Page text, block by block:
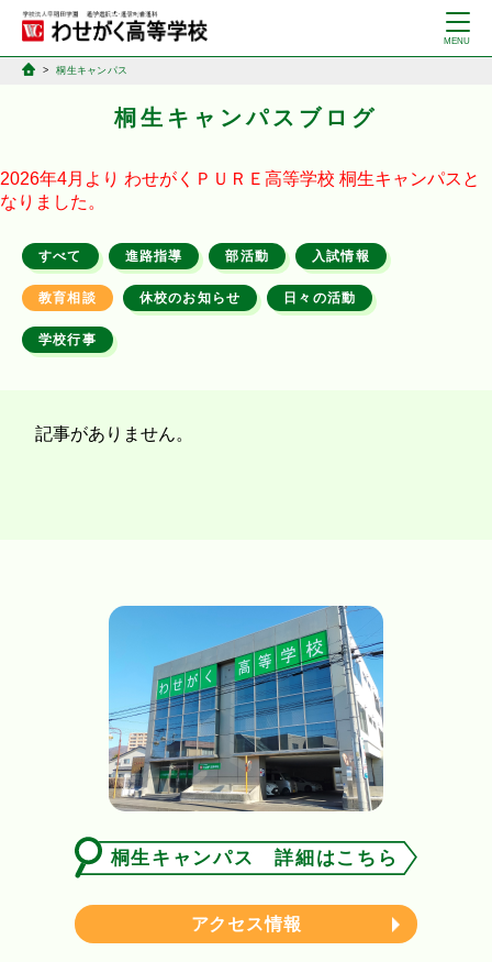
桐生キャンパス
桐生キャンパスブログ
2026年4月より わせがくＰＵＲＥ高等学校 桐生キャンパスと
なりました。
すべて 進路指導 部活動 入試情報
教育相談 休校のお知らせ 日々の活動
学校行事
記事がありません。
桐生キャンパス 詳細はこちら
アクセス情報